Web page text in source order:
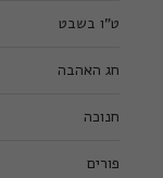
ט”ו בשבט
חג האהבה
חנוכה
פורים